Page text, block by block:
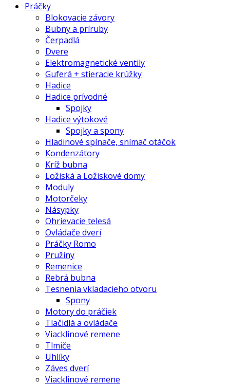
Práčky
Blokovacie závory
Bubny a príruby
Čerpadlá
Dvere
Elektromagnetické ventily
Guferá + stieracie krúžky
Hadice
Hadice prívodné
Spojky
Hadice výtokové
Spojky a spony
Hladinové spínače, snímač otáčok
Kondenzátory
Kríž bubna
Ložiská a Ložiskové domy
Moduly
Motorčeky
Násypky
Ohrievacie telesá
Ovládače dverí
Práčky Romo
Pružiny
Remenice
Rebrá bubna
Tesnenia vkladacieho otvoru
Spony
Motory do práčiek
Tlačidlá a ovládače
Viacklinové remene
Tlmiče
Uhlíky
Záves dverí
Viacklinové remene